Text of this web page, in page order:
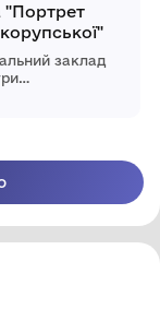
"Портрет
заклад